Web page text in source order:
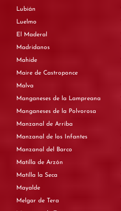
Lubián
Luelmo
El Maderal
Madridanos
Mahide
Maire de Castroponce
Malva
Manganeses de la Lampreana
Manganeses de la Polvorosa
Manzanal de Arriba
Manzanal de los Infantes
Manzanal del Barco
Matilla de Arzón
Matilla la Seca
Mayalde
Melgar de Tera